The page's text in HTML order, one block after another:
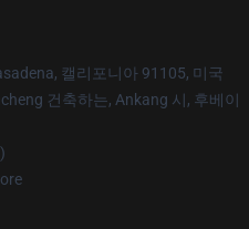
캘리포니아 91105, 미국
건축하는, Ankang 시, 후베이